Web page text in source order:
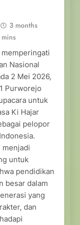
3 months
memperingati
Nasional
2 Mei 2026,
Purworejo
untuk
Ki Hajar
pelopor
menjadi
untuk
pendidikan
besar dalam
yang
dan